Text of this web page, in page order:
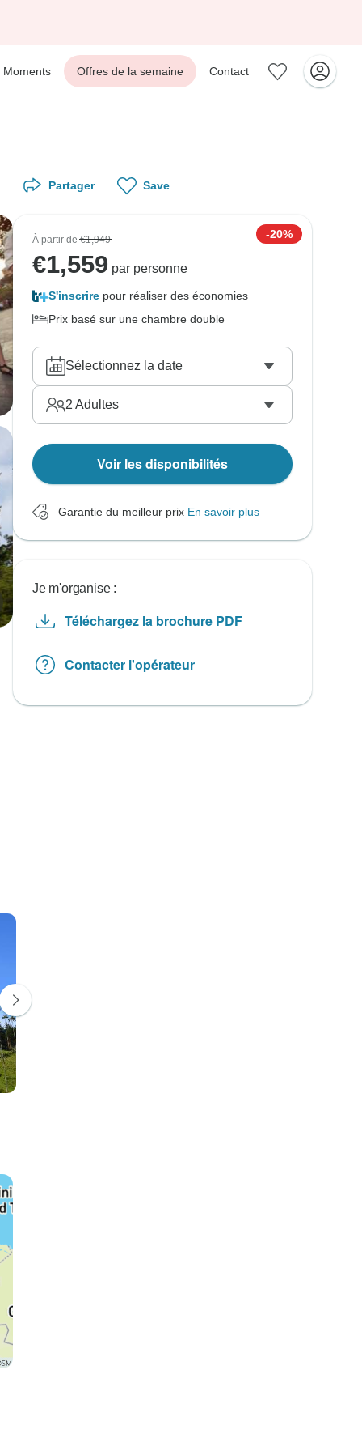
Moments Offres de la semaine Contact
Partager Save
À partir de€1,949 -20%
€1,559 par personne
S'inscrire pour réaliser des économies
Prix basé sur une chambre double
Sélectionnez la date
2 Adultes
Voir les disponibilités
Garantie du meilleur prix En savoir plus
Je m'organise :
Téléchargez la brochure PDF
Contacter l'opérateur